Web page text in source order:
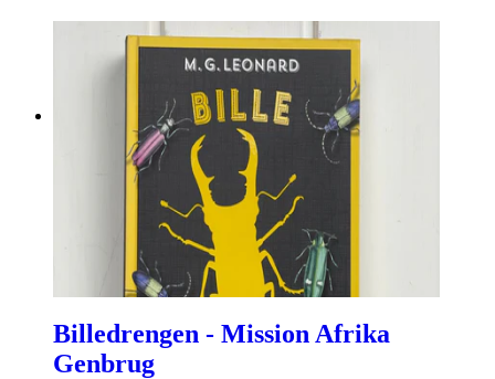
Billedrengen - Mission Afrika
Genbrug